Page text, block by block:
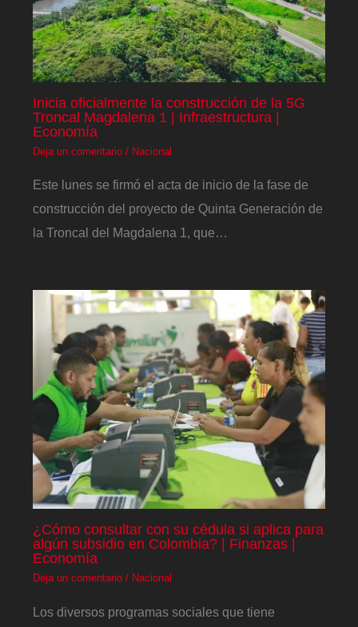
Inicia oficialmente la construcción de la 5G
Troncal Magdalena 1 | Infraestructura |
Economía
Deja un comentario / Nacional
Este lunes se firmó el acta de inicio de la fase de
construcción del proyecto de Quinta Generación de
la Troncal del Magdalena 1, que…
¿Cómo consultar con su cédula si aplica para
algún subsidio en Colombia? | Finanzas |
Economía
Deja un comentario / Nacional
Los diversos programas sociales que tiene